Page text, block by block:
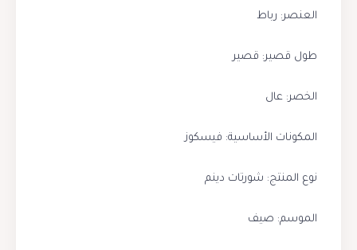
العنصر: رباط
طول قصير: قصير
الخصر: عال
المكونات الأساسية: فيسكوز
نوع المنتج: شورتات دينم
الموسم: صيف